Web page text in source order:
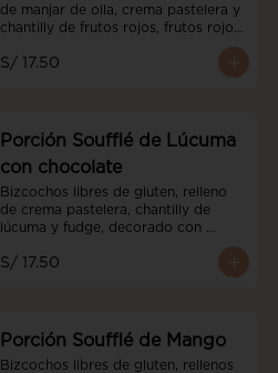
de manjar de olla, crema pastelera y
chantilly de frutos rojos, frutos rojos
frutos rojos.
S/ 17.50
Porción Soufflé de Lúcuma
con chocolate
Bizcochos libres de gluten, relleno
de crema pastelera, chantilly de
lúcuma y fudge, decorado con
S/ 17.50
Porción Soufflé de Mango
Bizcochos libres de gluten, rellenos